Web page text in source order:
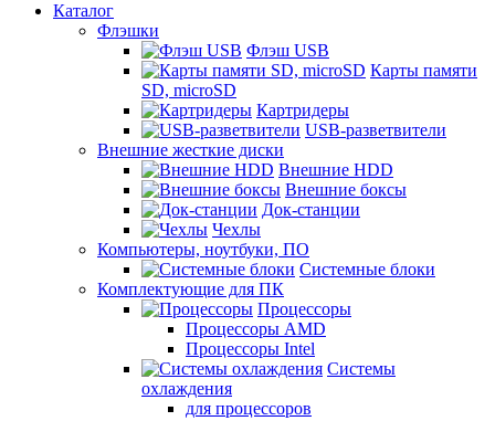
Каталог
Флэшки
Флэш USB
Карты памяти
SD, microSD
Картридеры
USB-разветвители
Внешние жесткие диски
Внешние HDD
Внешние боксы
Док-станции
Чехлы
Компьютеры, ноутбуки, ПО
Системные блоки
Комплектующие для ПК
Процессоры
Процессоры AMD
Процессоры Intel
Системы
охлаждения
для процессоров